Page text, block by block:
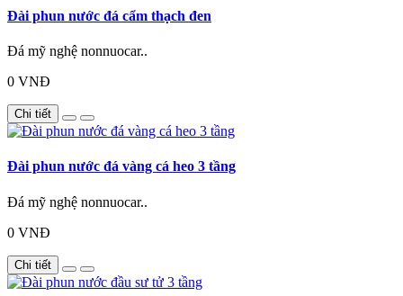
Đài phun nước đá cẩm thạch đen
Đá mỹ nghệ nonnuocar..
0 VNĐ
Chi tiết
Đài phun nước đá vàng cá heo 3 tầng
Đá mỹ nghệ nonnuocar..
0 VNĐ
Chi tiết